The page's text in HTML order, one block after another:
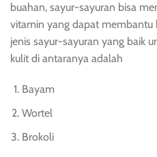
buahan, sayur-sayuran bisa
vitamin yang dapat membantu
jenis sayur-sayuran yang baik
kulit di antaranya adalah
Bayam
Wortel
Brokoli